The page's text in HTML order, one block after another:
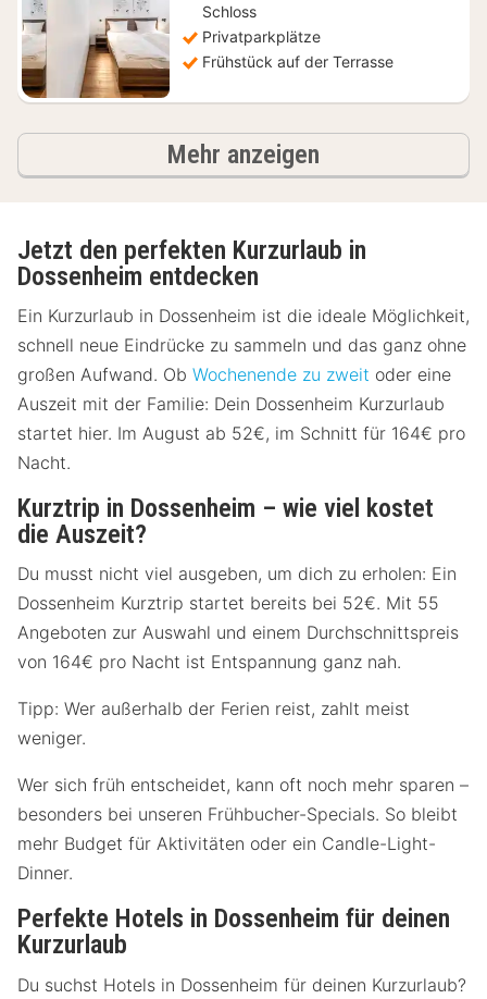
Schloss
Privatparkplätze
Frühstück auf der Terrasse
Mehr anzeigen
Jetzt den perfekten Kurzurlaub in
Dossenheim entdecken
Ein Kurzurlaub in Dossenheim ist die ideale Möglichkeit,
schnell neue Eindrücke zu sammeln und das ganz ohne
großen Aufwand. Ob Wochenende zu zweit oder eine
Auszeit mit der Familie: Dein Dossenheim Kurzurlaub
startet hier. Im August ab 52€, im Schnitt für 164€ pro
Nacht.
Kurztrip in Dossenheim – wie viel kostet
die Auszeit?
Du musst nicht viel ausgeben, um dich zu erholen: Ein
Dossenheim Kurztrip startet bereits bei 52€. Mit 55
Angeboten zur Auswahl und einem Durchschnittspreis
von 164€ pro Nacht ist Entspannung ganz nah.
Tipp: Wer außerhalb der Ferien reist, zahlt meist
weniger.
Wer sich früh entscheidet, kann oft noch mehr sparen –
besonders bei unseren Frühbucher-Specials. So bleibt
mehr Budget für Aktivitäten oder ein Candle-Light-
Dinner.
Perfekte Hotels in Dossenheim für deinen
Kurzurlaub
Du suchst Hotels in Dossenheim für deinen Kurzurlaub?